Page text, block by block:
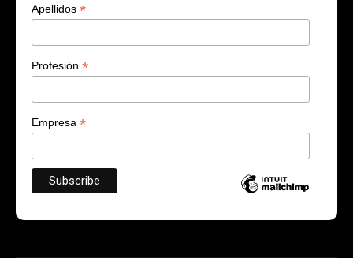
Apellidos *
Profesión *
Empresa *